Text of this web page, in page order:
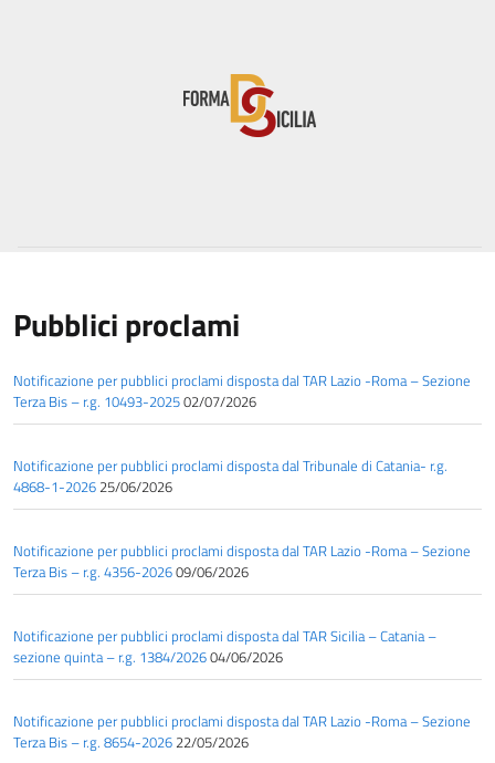
Pubblici proclami
Notificazione per pubblici proclami disposta dal TAR Lazio -Roma – Sezione
Terza Bis – r.g. 10493-202502/07/2026
Notificazione per pubblici proclami disposta dal Tribunale di Catania- r.g.
4868-1-2026 25/06/2026
Notificazione per pubblici proclami disposta dal TAR Lazio -Roma – Sezione
Terza Bis – r.g. 4356-202609/06/2026
Notificazione per pubblici proclami disposta dal TAR Sicilia – Catania –
sezione quinta – r.g. 1384/202604/06/2026
Notificazione per pubblici proclami disposta dal TAR Lazio -Roma – Sezione
Terza Bis – r.g. 8654-2026 22/05/2026